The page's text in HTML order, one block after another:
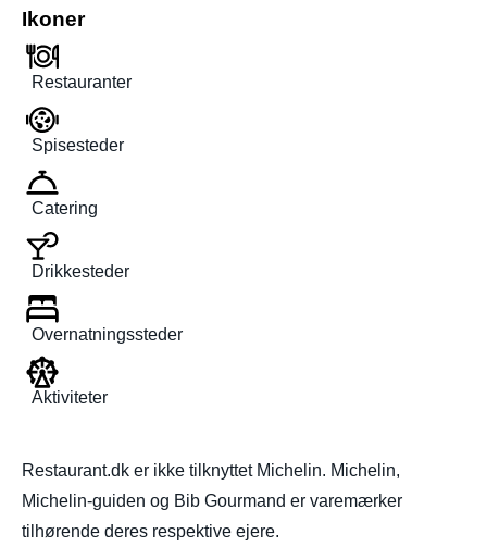
Ikoner
Restauranter
Spisesteder
Catering
Drikkesteder
Overnatningssteder
Aktiviteter
Restaurant.dk er ikke tilknyttet Michelin. Michelin,
Michelin-guiden og Bib Gourmand er varemærker
tilhørende deres respektive ejere.